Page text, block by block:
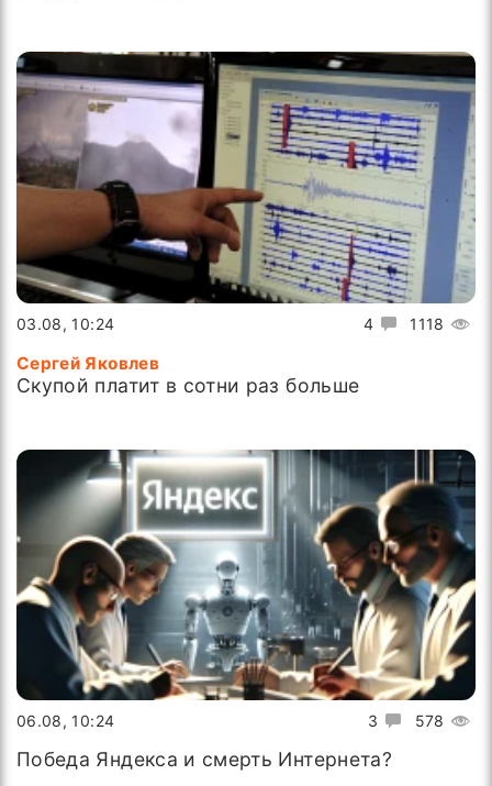
4 1118
03.08, 10:24
Сергей Яковлев
Скупой платит в сотни раз больше
3 578
06.08, 10:24
Победа Яндекса и смерть Интернета?